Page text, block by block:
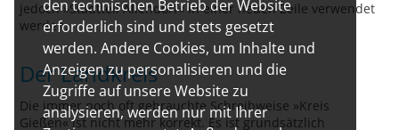
den technischen Betrieb der Website
erforderlich sind und stets gesetzt
werden. Andere Cookies, um Inhalte und
Anzeigen zu personalisieren und die
Zugriffe auf unsere Website zu
analysieren, werden nur mit Ihrer
jedoch »Stadtteil Allendorf« in einer neuen Zeile verwendet
werden.
Der Landkreis
Die immer noch oft gebrauchte Schreibweise »Kreis
Gießen« ist nicht mehr korrekt. Es ist grundsätzlich